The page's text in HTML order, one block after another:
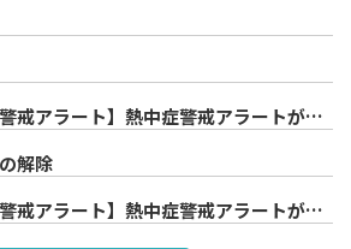
警戒アラート】熱中症警戒アラートが発
解除
警戒アラート】熱中症警戒アラートが発